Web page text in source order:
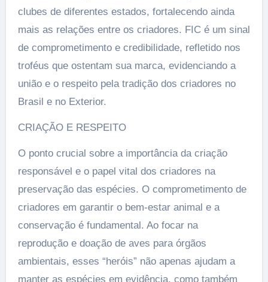
clubes de diferentes estados, fortalecendo ainda
mais as relações entre os criadores. FIC é um sinal
de comprometimento e credibilidade, refletido nos
troféus que ostentam sua marca, evidenciando a
união e o respeito pela tradição dos criadores no
Brasil e no Exterior.
CRIAÇÃO E RESPEITO
O ponto crucial sobre a importância da criação
responsável e o papel vital dos criadores na
preservação das espécies. O comprometimento de
criadores em garantir o bem-estar animal e a
conservação é fundamental. Ao focar na
reprodução e doação de aves para órgãos
ambientais, esses “heróis” não apenas ajudam a
manter as espécies em evidência, como também